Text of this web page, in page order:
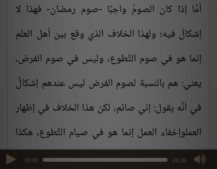
00:00 -28:28
max volume
أمَّا إذا كان الصومُ واجبًا -صوم رمضان- فهذا لا
إشكالَ فيه؛ ولهذا الخلاف الذي وقع بين أهل العلم
إنما هو في صوم التَّطوع، وليس في صوم الفرض،
يعني: هم بالنسبة لصوم الفرض ليس عندهم إشكالٌ
في أنَّه يقول: إني صائم، لكن هذا الخلاف في إظهار
العملوإخفاء العمل إنما هو في صيام التَّطوع، هكذا
قالبعضُ أهل العلم.